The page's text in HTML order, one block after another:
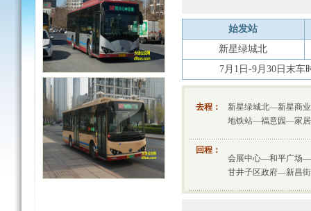
始发站
新星绿城北
7月1日-9月30日末车
去程：
新星绿城北—新星商
地铁站—福意园—家
回程：
会展中心—和平广场
甘井子区政府—新昌